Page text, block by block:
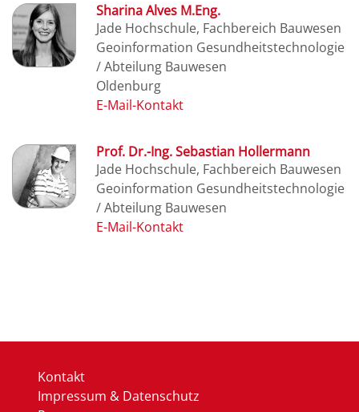
Sharina Alves M.Eng.
Jade Hochschule, Fachbereich Bauwesen
Geoinformation Gesundheitstechnologie
/ Abteilung Bauwesen
Oldenburg
Prof. Dr.-Ing. Sebastian Hollermann
Jade Hochschule, Fachbereich Bauwesen
Geoinformation Gesundheitstechnologie
/ Abteilung Bauwesen
Kontakt
Impressum & Datenschutz